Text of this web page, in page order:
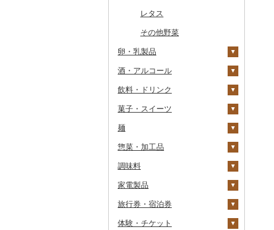
但馬牛
土佐あかうし
佐賀牛
長崎和牛
あか牛
宮崎牛
サバ
さんま
鯛
のどぐろ
ふぐ
ブリ
その他鮮魚
まどんな
ポンカン
その他柑橘
干し芋
その他ドライフルーツ
びわ
ブルーベリー
パイナップル
栗
その他果物
レタス
その他野菜
卵・乳製品
卵
チーズ
ヨーグルト
バター
その他乳製品
酒・アルコール
ビール・発泡酒
ビール
地ビール・クラフトビ
日本酒
純米吟醸
大吟醸
吟醸
その他日本酒
芋焼酎
麦焼酎
米焼酎
黒糖焼酎
その他焼酎
梅酒
泡盛
ワイン
白ワイン
赤ワイン
ウイスキー
リキュール・洋酒
飲料・ドリンク
水・ミネラルウォーター
飲料
コーヒー豆
粉
ドリップ
茶
飲料
茶葉・ティーバッグ
静岡茶
足柄茶
果汁飲料
りんごジュース
みかんジュース（オレ
紅茶
飲料
茶葉・ティーバッグ
その他飲料・ジュース
野菜ジュース
菓子・スイーツ
クッキー
焼き菓子
プリン
ゼリー
チョコレート
麺
ラーメン
うどん
そば
パスタ
ひやむぎ
惣菜・加工品
惣菜
餃子
シュウマイ
コロッケ
カレー・シチュー
カレー
シチュー
鍋
肉
ピザ
調味料
砂糖
塩
醤油
家電製品
季節・空調家電
キッチン家電
旅行券・宿泊券
旅行券
体験・チケット